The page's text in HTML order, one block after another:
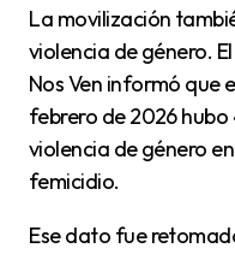
La movilización también volvió a poner en agenda la
violencia de género.
Nos Ven informó que
febrero de 2026
violencia de género
femicidio.
Ese dato fue retomado por organizaciones y